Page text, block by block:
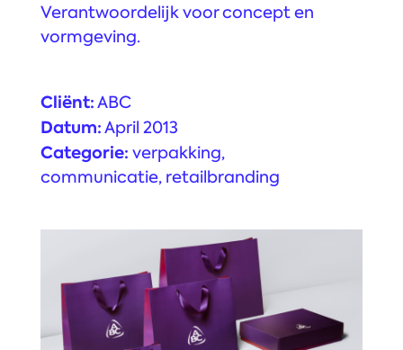
Verantwoordelijk voor concept en
vormgeving.
Cliënt:ABC
Datum:April 2013
Categorie: verpakking,
communicatie, retailbranding